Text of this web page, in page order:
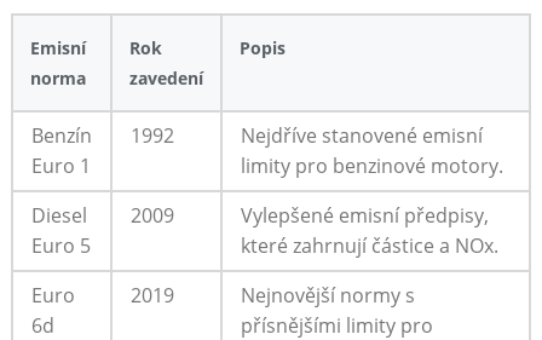
Emisní
norma
Rok
zavedení
Popis
Benzín
Euro 1
1992
Nejdříve stanovené⁤ emisní
limity pro⁣ benzinové ⁤motory.
Diesel
Euro 5
2009
Vylepšené emisní předpisy,
které ⁤zahrnují částice a NOx.
Euro​
6d
2019
Nejnovější normy s
přísnějšími limity pro